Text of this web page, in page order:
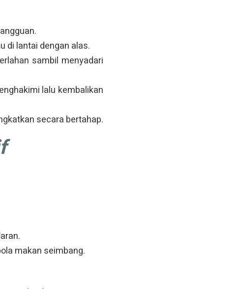
di lantai dengan alas.
sambil menyadari
lalu kembalikan
secara bertahap.
makan seimbang.